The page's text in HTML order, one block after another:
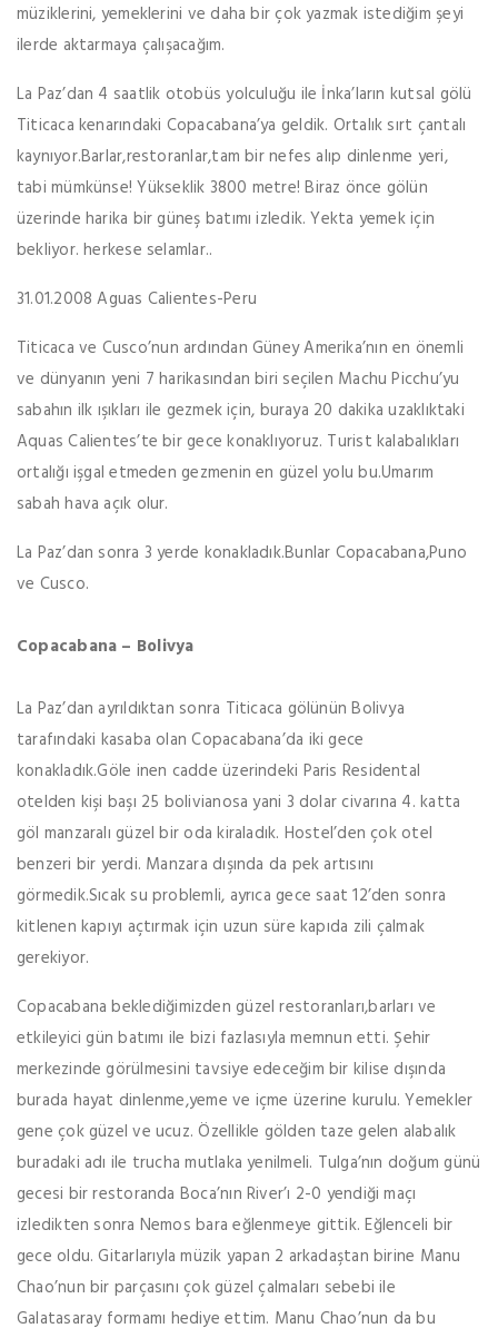
müziklerini, yemeklerini ve daha bir çok yazmak istediğim şeyi
ilerde aktarmaya çalışacağım.
La Paz’dan 4 saatlik otobüs yolculuğu ile İnka’ların kutsal gölü
Titicaca kenarındaki Copacabana’ya geldik. Ortalık sırt çantalı
kaynıyor.Barlar,restoranlar,tam bir nefes alıp dinlenme yeri,
tabi mümkünse! Yükseklik 3800 metre! Biraz önce gölün
üzerinde harika bir güneş batımı izledik. Yekta yemek için
bekliyor. herkese selamlar..
31.01.2008 Aguas Calientes-Peru
Titicaca ve Cusco’nun ardından Güney Amerika’nın en önemli
ve dünyanın yeni 7 harikasından biri seçilen Machu Picchu’yu
sabahın ilk ışıkları ile gezmek için, buraya 20 dakika uzaklıktaki
Aquas Calientes’te bir gece konaklıyoruz. Turist kalabalıkları
ortalığı işgal etmeden gezmenin en güzel yolu bu.Umarım
sabah hava açık olur.
La Paz’dan sonra 3 yerde konakladık.Bunlar Copacabana,Puno
ve Cusco.
Copacabana – Bolivya
La Paz’dan ayrıldıktan sonra Titicaca gölünün Bolivya
tarafındaki kasaba olan Copacabana’da iki gece
konakladık.Göle inen cadde üzerindeki Paris Residental
otelden kişi başı 25 bolivianosa yani 3 dolar civarına 4. katta
göl manzaralı güzel bir oda kiraladık. Hostel’den çok otel
benzeri bir yerdi. Manzara dışında da pek artısını
görmedik.Sıcak su problemli, ayrıca gece saat 12’den sonra
kitlenen kapıyı açtırmak için uzun süre kapıda zili çalmak
gerekiyor.
Copacabana beklediğimizden güzel restoranları,barları ve
etkileyici gün batımı ile bizi fazlasıyla memnun etti. Şehir
merkezinde görülmesini tavsiye edeceğim bir kilise dışında
burada hayat dinlenme,yeme ve içme üzerine kurulu. Yemekler
gene çok güzel ve ucuz. Özellikle gölden taze gelen alabalık
buradaki adı ile trucha mutlaka yenilmeli. Tulga’nın doğum günü
gecesi bir restoranda Boca’nın River’ı 2-0 yendiği maçı
izledikten sonra Nemos bara eğlenmeye gittik. Eğlenceli bir
gece oldu. Gitarlarıyla müzik yapan 2 arkadaştan birine Manu
Chao’nun bir parçasını çok güzel çalmaları sebebi ile
Galatasaray formamı hediye ettim. Manu Chao’nun da bu